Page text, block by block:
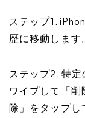
ステップ1.
歴に移動します
ステップ2. 特
ワイプして「削
除」をタップし